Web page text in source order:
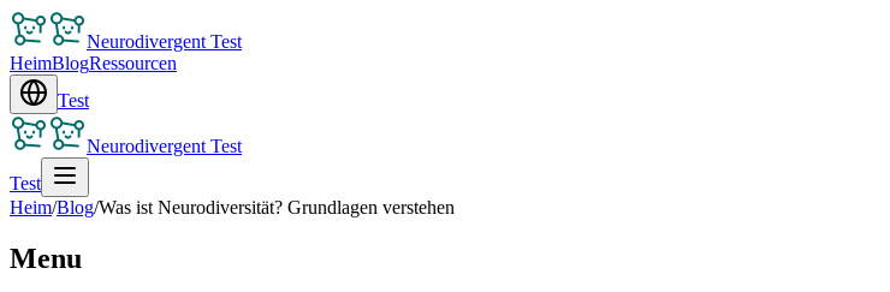
Neurodivergent Test
HeimBlogRessourcen
Test
Neurodivergent Test
Test
Heim/Blog/Was ist Neurodiversität? Grundlagen verstehen
Menu